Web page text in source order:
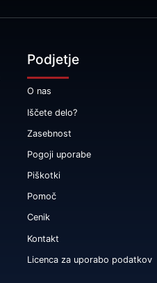
Podjetje
O nas
Iščete delo?
Zasebnost
Pogoji uporabe
Piškotki
Pomoč
Cenik
Kontakt
Licenca za uporabo podatkov